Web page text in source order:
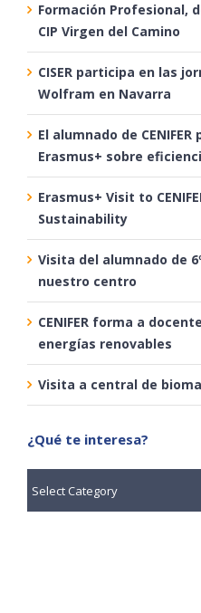
Formación Profesional,
CIP Virgen del Camino
CISER participa en las
Wolfram en Navarra
El alumnado de
Erasmus+ sobre
Erasmus+ Visit to
Sustainability
Visita del alumnado de
nuestro centro
CENIFER forma a
energías renovables
Visita a central de
¿Qué te interesa?
te